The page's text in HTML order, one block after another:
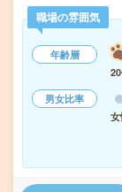
職場の雰囲気
年齢層
男女比率